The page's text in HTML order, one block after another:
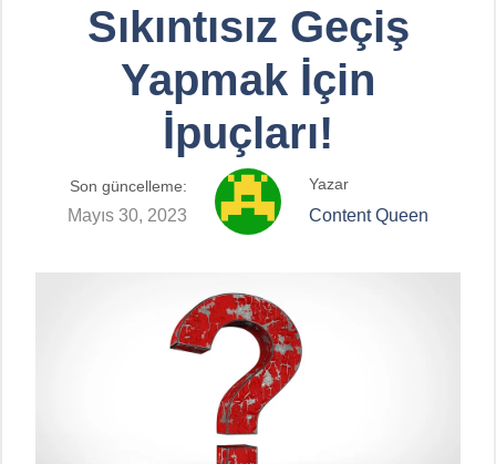
Sıkıntısız Geçiş
Yapmak İçin
İpuçları!
Son güncelleme:
Mayıs 30, 2023
Yazar
Content Queen